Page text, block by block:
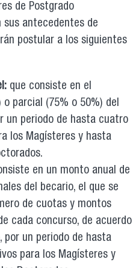
de Postgrado
sus antecedentes de
postular a los siguientes
que consiste en el
parcial (75% o 50%) del
un periodo de hasta cuatro
los Magísteres y hasta
en un monto anual de
del becario, el que se
de cuotas y montos
cada concurso, de acuerdo
por un periodo de hasta
para los Magísteres y